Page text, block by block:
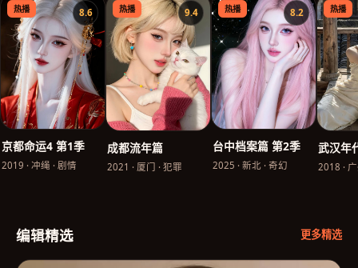
热播 8.6
京都命运4 第1季
2019 · 冲绳 · 剧情
热播 9.4
成都流年篇
2021 · 厦门 · 犯罪
热播 8.2
台中档案篇 第2季
2025 · 新北 · 奇幻
热播
武汉年
2018 ·
编辑精选 更多精选